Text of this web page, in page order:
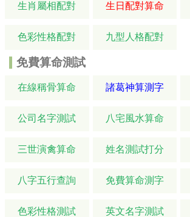
生肖屬相配對 生日配對算命
色彩性格配對 九型人格配對
免費算命測試
在線稱骨算命 諸葛神算測字
公司名字測試 八宅風水算命
三世演禽算命 姓名測試打分
八字五行查詢 免費算命測字
色彩性格測試 英文名字測試